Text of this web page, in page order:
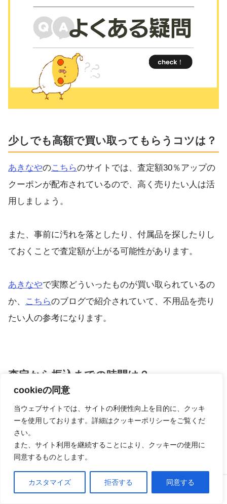
cookieの同意
当ウェブサイトでは、サイトの利便性向上を目的に、クッキ
ーを使用しております。詳細はクッキーポリシーをご覧くだ
さい。
また、サイト利用を継続することにより、クッキーの使用に
同意するものとします。
カスタマイズ 拒否する 同意する
少しでも高額で買い取ってもらうコツは？
あきなやのこちらのサイトでは、査定額30％アップの
クーポンが配布されているので、高く売りたい人は活
用しましょう。
また、事前に汚れを落としたり、付属品を探したりし
ておくことで査定額が上がる可能性があります。
あきなやで実際どういったものが買い取られているの
か、
こちらのブログで紹介されていて、不用品を売り
たい人の参考になります。
査定から振込までの時間は？
現金が支払われます。
不用品の現金化がスピーディーな点が
ットです。